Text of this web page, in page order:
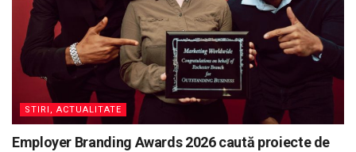
STIRI, ACTUALITATE
Employer Branding Awards 2026 caută proiecte de